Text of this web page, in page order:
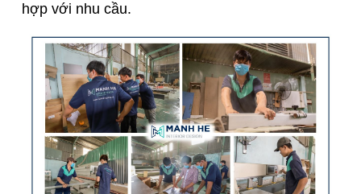
hợp với nhu cầu.